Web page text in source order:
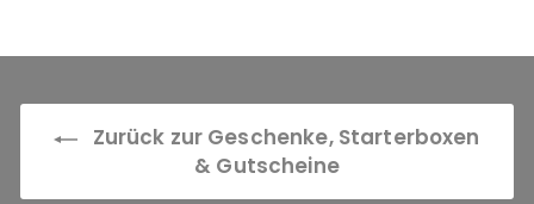
€
Zurück zur Geschenke, Starterboxen
& Gutscheine